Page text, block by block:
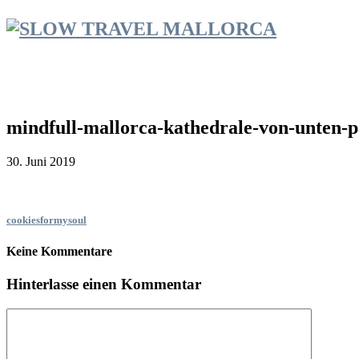
mindfull-mallorca-kathedrale-von-unten-
30. Juni 2019
cookiesformysoul
Keine Kommentare
Hinterlasse einen Kommentar